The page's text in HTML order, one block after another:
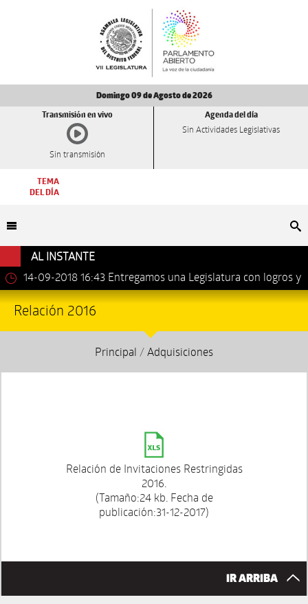
Domingo 09 de Agosto de 2026
Transmisión en vivo
Sin transmisión
Agenda del día
Sin Actividades Legislativas
TEMA
DEL DÍA
AL INSTANTE
14-09-2018 16:43 Entregamos una Legislatura con logros y
avances importantes: Dip. Leonel Luna Estrada.
Relación 2016
Principal /Adquisiciones
Relación de Invitaciones Restringidas
2016.
(Tamaño:24 kb. Fecha de
publicación:31-12-2017)
IR ARRIBA